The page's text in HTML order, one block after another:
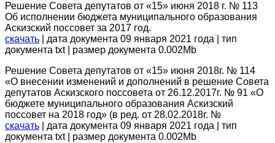
Решение Совета депутатов от «15» июня 2018 г. № 113
Об исполнении бюджета муниципального образования
Аскизский поссовет за 2017 год.
скачать | дата документа 09 января 2021 года | тип
документа txt | размер документа 0.002Mb
Решение Совета депутатов от «15» июня 2018г. № 114
«О внесении изменений и дополнений в решение Совета
депутатов Аскизского поссовета от 26.12.2017г. № 91 «О
бюджете муниципального образования Аскизский
поссовет на 2018 год» (в ред. от 28.02.2018г. №
скачать | дата документа 09 января 2021 года | тип
документа txt | размер документа 0.002Mb